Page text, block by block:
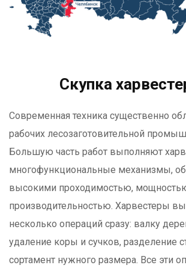
Скупка
Современная техника существенно
рабочих лесозаготовительной
Большую часть работ выполняют
многофункциональные механизмы,
высокими проходимостью,
производительностью. Харвестеры
несколько операций сразу: валку
удаление коры и сучков, разделение
сортамент нужного размера. Все эти